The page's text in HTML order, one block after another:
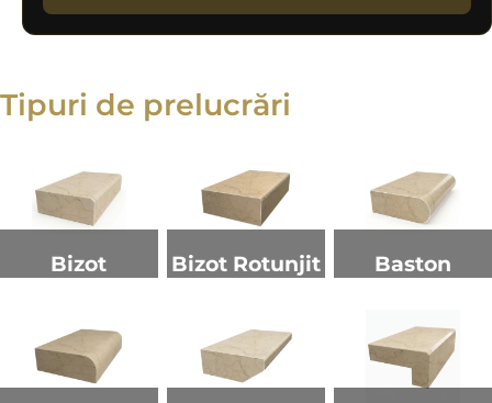
Tipuri de prelucrări
Bizot Bizot Rotunjit Baston